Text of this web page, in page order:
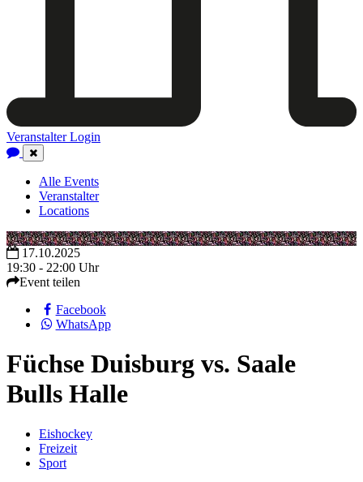
Veranstalter Login
Close
Navigation
Alle Events
Veranstalter
Locations
17.10.2025
19:30 - 22:00 Uhr
Event teilen
Facebook
WhatsApp
Füchse Duisburg vs. Saale
Bulls Halle
Eishockey
Freizeit
Sport